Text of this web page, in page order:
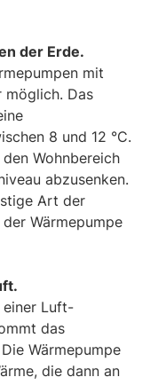
der Erde.
mit
möglich. Das
8 und 12 °C.
Wohnbereich
abzusenken.
Art der
Wärmepumpe
einer Luft-
das
Wärmepumpe
die dann an